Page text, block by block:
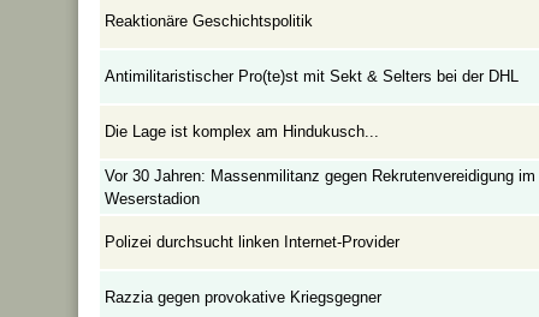
Reaktionäre Geschichtspolitik
Antimilitaristischer Pro(te)st mit Sekt & Selters bei der DHL
Die Lage ist komplex am Hindukusch...
Vor 30 Jahren: Massenmilitanz gegen Rekrutenvereidigung
Weserstadion
Polizei durchsucht linken Internet-Provider
Razzia gegen provokative Kriegsgegner